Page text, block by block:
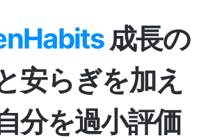
成長の
安らぎを加え
分を過小評価